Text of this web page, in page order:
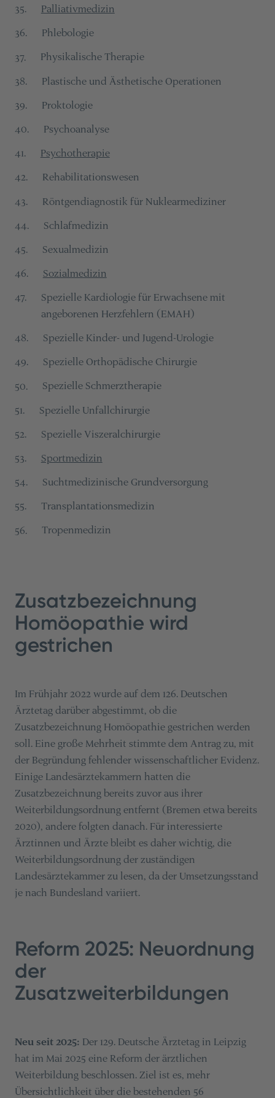
35.
Palliativmedizin
36.
Phlebologie
37.
Physikalische Therapie
38.
Plastische und Ästhetische Operationen
39.
Proktologie
40.
Psychoanalyse
41.
Psychotherapie
42.
Rehabilitationswesen
43.
Röntgendiagnostik für Nuklearmediziner
44.
Schlafmedizin
45.
Sexualmedizin
46.
Sozialmedizin
47.
Spezielle Kardiologie für Erwachsene mit
angeborenen Herzfehlern (EMAH)
48.
Spezielle Kinder- und Jugend-Urologie
49.
Spezielle Orthopädische Chirurgie
50.
Spezielle Schmerztherapie
51.
Spezielle Unfallchirurgie
52.
Spezielle Viszeralchirurgie
53.
Sportmedizin
54.
Suchtmedizinische Grundversorgung
55.
Transplantationsmedizin
56. Tropenmedizin
Zusatzbezeichnung
Homöopathie wird
gestrichen
Im Frühjahr 2022 wurde auf dem 126. Deutschen
Ärztetag darüber abgestimmt, ob die
Zusatzbezeichnung Homöopathie gestrichen werden
soll. Eine große Mehrheit stimmte dem Antrag zu, mit
der Begründung fehlender wissenschaftlicher Evidenz.
Einige Landesärztekammern hatten die
Zusatzbezeichnung bereits zuvor aus ihrer
Weiterbildungsordnung entfernt (Bremen etwa bereits
2020), andere folgten danach. Für interessierte
Ärztinnen und Ärzte bleibt es daher wichtig, die
Weiterbildungsordnung der zuständigen
Landesärztekammer zu lesen, da der Umsetzungsstand
je nach Bundesland variiert.
Reform 2025: Neuordnung
der
Zusatzweiterbildungen
Neu seit 2025: Der 129. Deutsche Ärztetag in Leipzig
hat im Mai 2025 eine Reform der ärztlichen
Weiterbildung beschlossen. Ziel ist es, mehr
Übersichtlichkeit über die bestehenden 56